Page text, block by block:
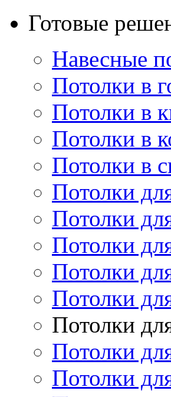
Готовые
Навесные
Потолки в
Потолки в
Потолки в
Потолки в
Потолки
Потолки
Потолки
Потолки
Потолки
Потолки
Потолки
Потолки